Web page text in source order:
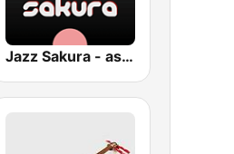
Jazz Sakura - asia DREAM radio